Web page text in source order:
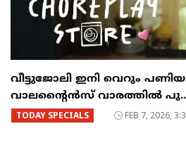
വീട്ടുജോലി ഇനി വെറും
വാലന്റൈൻസ് വാരത്തിൽ
TODAY SPECIALS FEB 7, 2026,